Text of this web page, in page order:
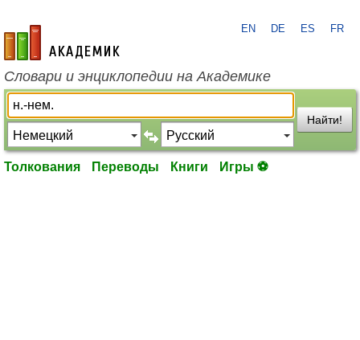
academic.ru
EN DE ES FR
Словари и энциклопедии на Академике
Найти!
Толкования Переводы Книги Игры ⚽